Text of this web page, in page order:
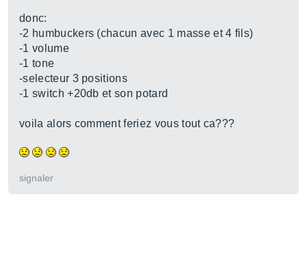
donc:
-2 humbuckers (chacun avec 1 masse et 4 fils)
-1 volume
-1 tone
-selecteur 3 positions
-1 switch +20db et son potard
voila alors comment feriez vous tout ca???
signaler